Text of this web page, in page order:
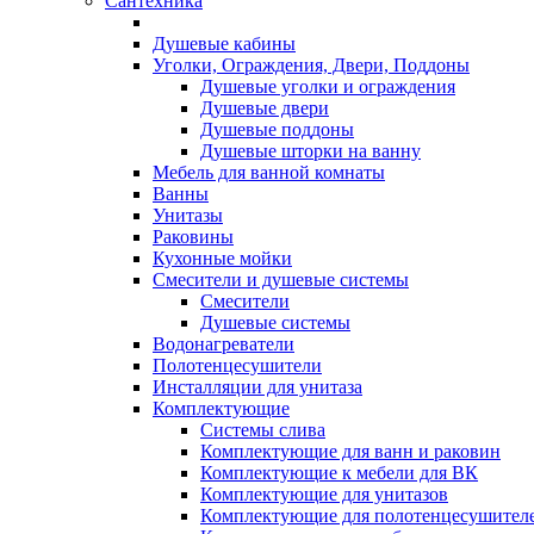
Душевые кабины
Уголки, Ограждения, Двери, Поддоны
Душевые уголки и ограждения
Душевые двери
Душевые поддоны
Душевые шторки на ванну
Мебель для ванной комнаты
Ванны
Унитазы
Раковины
Кухонные мойки
Смесители и душевые системы
Смесители
Душевые системы
Водонагреватели
Полотенцесушители
Инсталляции для унитаза
Комплектующие
Системы слива
Комплектующие для ванн и раковин
Комплектующие к мебели для ВК
Комплектующие для унитазов
Комплектующие для